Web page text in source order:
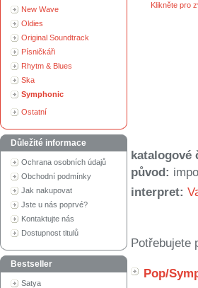
New Wave
Oldies
Original Soundtrack
Písničkáři
Rhytm & Blues
Ska
Symphonic
Ostatní
Důležité informace
Ochrana osobních údajů
Obchodní podmínky
Jak nakupovat
Jste u nás poprvé?
Kontaktujte nás
Dostupnost titulů
Bestseller
Satya
Klikněte pro
katalogové
původ:
interpret:
Potřebujete
Pop/